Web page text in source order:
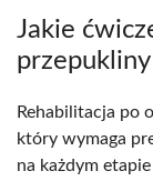
Jakie
przepukliny
Rehabilitacja po
który wymaga
na każdym